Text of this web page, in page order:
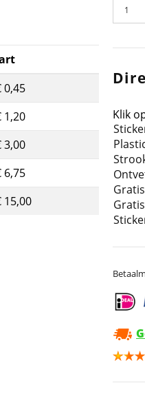
0,45
1,20
3,00
6,75
15,00
Klik